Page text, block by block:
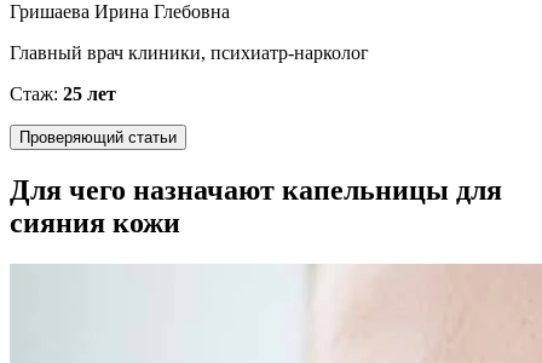
Гришаева Ирина Глебовна
Главный врач клиники, психиатр-нарколог
Стаж: 25 лет
Проверяющий статьи
Для чего назначают капельницы для
сияния кожи